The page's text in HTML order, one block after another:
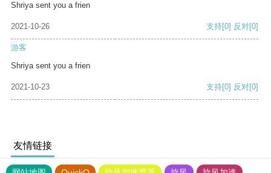
Shriya sent you a frien
2021-10-26 支持[0] 反对[0]
游客
Shriya sent you a frien
2021-10-23 支持[0] 反对[0]
友情链接